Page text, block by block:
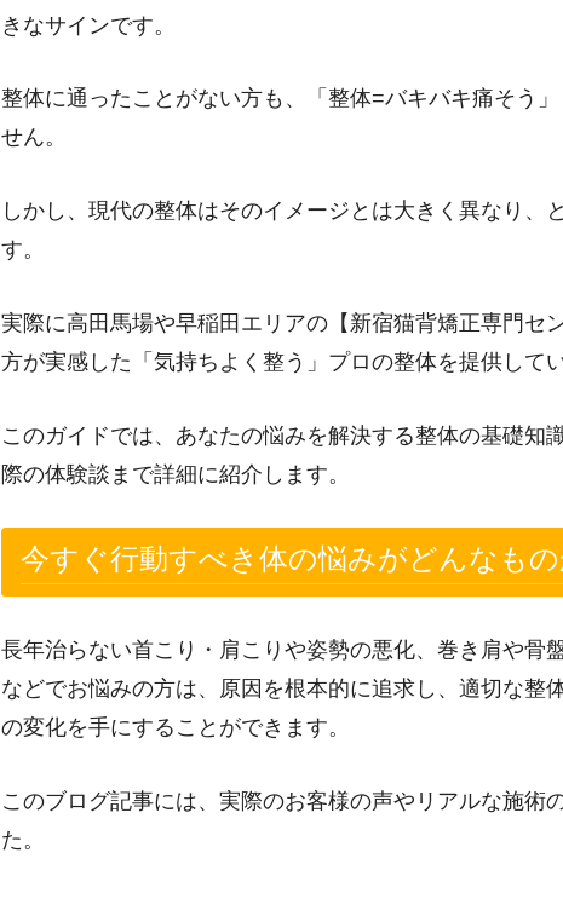
きなサインです。
整体に通ったことがない方も、「整体=バキバキ痛そう
せん。
しかし、現代の整体はそのイメージとは大きく異なり、
す。
実際に高田馬場や早稲田エリアの【新宿猫背矯正専門セ
方が実感した「気持ちよく整う」プロの整体を提供してい
このガイドでは、あなたの悩みを解決する整体の基礎知
際の体験談まで詳細に紹介します。
今すぐ行動すべき体の悩みがどんなも
長年治らない首こり・肩こりや姿勢の悪化、巻き肩や骨
などでお悩みの方は、原因を根本的に追求し、適切な整
の変化を手にすることができます。
このブログ記事には、実際のお客様の声やリアルな施術
た。